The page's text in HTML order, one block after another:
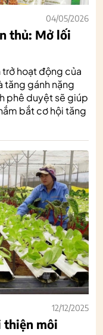
04/05/2026
thủ: Mở lối
trở hoạt động của
tăng gánh nặng
phê duyệt sẽ giúp
bắt cơ hội tăng
12/12/2025
thiện môi